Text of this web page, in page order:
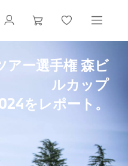
アー選手権 森ビ
ルカップ
をレポート。